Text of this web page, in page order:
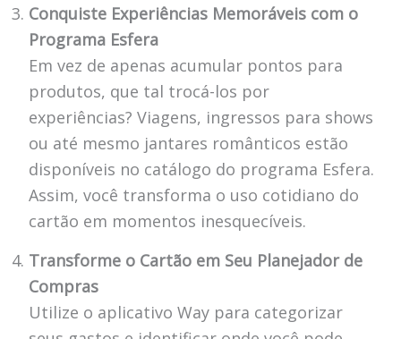
Conquiste Experiências Memoráveis ​​com o
Programa Esfera
Em vez de apenas acumular pontos para
produtos, que tal trocá-los por
experiências? Viagens, ingressos para shows
ou até mesmo jantares românticos estão
disponíveis no catálogo do programa Esfera.
Assim, você transforma o uso cotidiano do
cartão em momentos inesquecíveis.
Transforme o Cartão em Seu Planejador de
Compras
Utilize o aplicativo Way para categorizar